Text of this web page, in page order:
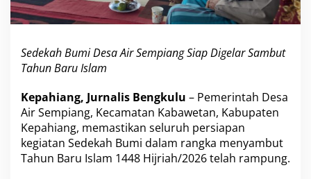
e
m
i
S
i
a
p
D
i
Sedekah Bumi Desa Air Sempiang Siap Digelar Sambut
Tahun Baru Islam
Kepahiang, Jurnalis Bengkulu – Pemerintah Desa
Air Sempiang, Kecamatan Kabawetan, Kabupaten
Kepahiang, memastikan seluruh persiapan
kegiatan Sedekah Bumi dalam rangka menyambut
Tahun Baru Islam 1448 Hijriah/2026 telah rampung.